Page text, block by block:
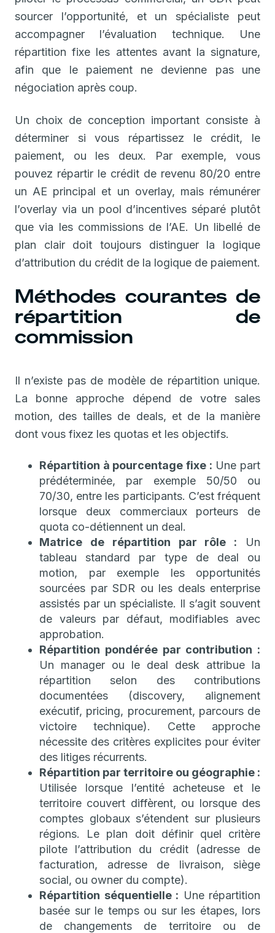
sourcer l’opportunité, et un spécialiste peut
accompagner l’évaluation technique. Une
répartition fixe les attentes avant la signature,
afin que le paiement ne devienne pas une
négociation après coup.
Un choix de conception important consiste à
déterminer si vous répartissez le crédit, le
paiement, ou les deux. Par exemple, vous
pouvez répartir le crédit de revenu 80/20 entre
un AE principal et un overlay, mais rémunérer
l’overlay via un pool d’incentives séparé plutôt
que via les commissions de l’AE. Un libellé de
plan clair doit toujours distinguer la logique
d’attribution du crédit de la logique de paiement.
Méthodes courantes de
répartition de
commission
Il n’existe pas de modèle de répartition unique.
La bonne approche dépend de votre sales
motion, des tailles de deals, et de la manière
dont vous fixez les quotas et les objectifs.
Répartition à pourcentage fixe : Une part
prédéterminée, par exemple 50/50 ou
70/30, entre les participants. C’est fréquent
lorsque deux commerciaux porteurs de
quota co-détiennent un deal.
Matrice de répartition par rôle : Un
tableau standard par type de deal ou
motion, par exemple les opportunités
sourcées par SDR ou les deals enterprise
assistés par un spécialiste. Il s’agit souvent
de valeurs par défaut, modifiables avec
approbation.
Répartition pondérée par contribution :
Un manager ou le deal desk attribue la
répartition selon des contributions
documentées (discovery, alignement
exécutif, pricing, procurement, parcours de
victoire technique). Cette approche
nécessite des critères explicites pour éviter
des litiges récurrents.
Répartition par territoire ou géographie :
Utilisée lorsque l’entité acheteuse et le
territoire couvert diffèrent, ou lorsque des
comptes globaux s’étendent sur plusieurs
régions. Le plan doit définir quel critère
pilote l’attribution du crédit (adresse de
facturation, adresse de livraison, siège
social, ou owner du compte).
Répartition séquentielle : Une répartition
basée sur le temps ou sur les étapes, lors
de changements de territoire ou de